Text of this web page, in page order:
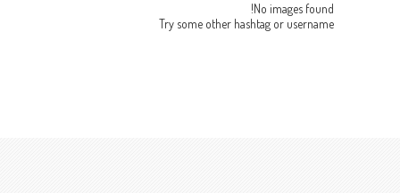
No images found!
Try some other hashtag or username